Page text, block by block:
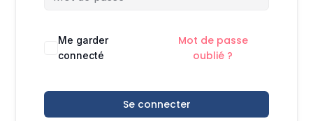
Me garder
connecté
Mot de passe
oublié ?
Se connecter